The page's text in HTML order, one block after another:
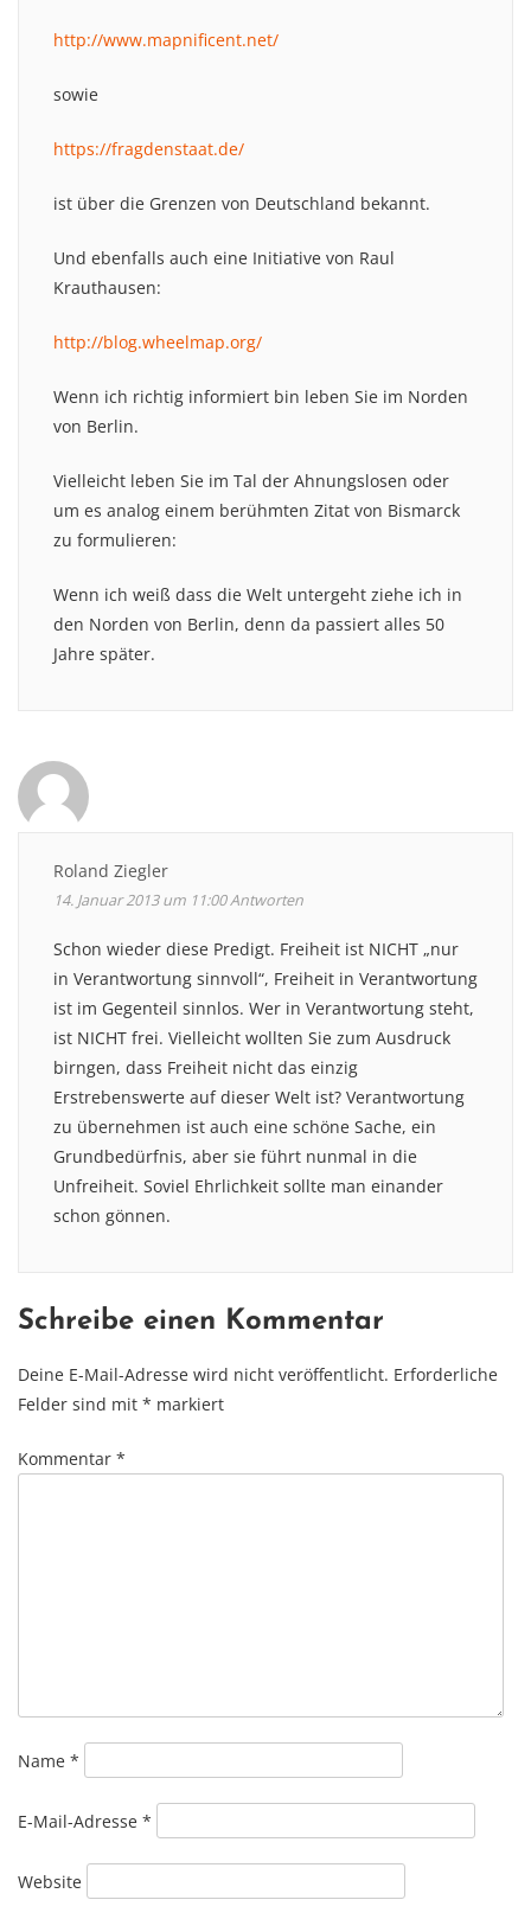
http://www.mapnificent.net/
sowie
https://fragdenstaat.de/
ist über die Grenzen von Deutschland bekannt.
Und ebenfalls auch eine Initiative von Raul
Krauthausen:
http://blog.wheelmap.org/
Wenn ich richtig informiert bin leben Sie im Norden
von Berlin.
Vielleicht leben Sie im Tal der Ahnungslosen oder
um es analog einem berühmten Zitat von Bismarck
zu formulieren:
Wenn ich weiß dass die Welt untergeht ziehe ich in
den Norden von Berlin, denn da passiert alles 50
Jahre später.
Roland Ziegler
14. Januar 2013 um 11:00Antworten
Schon wieder diese Predigt. Freiheit ist NICHT „nur
in Verantwortung sinnvoll“, Freiheit in Verantwortung
ist im Gegenteil sinnlos. Wer in Verantwortung steht,
ist NICHT frei. Vielleicht wollten Sie zum Ausdruck
birngen, dass Freiheit nicht das einzig
Erstrebenswerte auf dieser Welt ist? Verantwortung
zu übernehmen ist auch eine schöne Sache, ein
Grundbedürfnis, aber sie führt nunmal in die
Unfreiheit. Soviel Ehrlichkeit sollte man einander
schon gönnen.
Schreibe einen Kommentar
Deine E-Mail-Adresse wird nicht veröffentlicht. Erforderliche
Felder sind mit * markiert
Kommentar *
Name *
E-Mail-Adresse *
Website